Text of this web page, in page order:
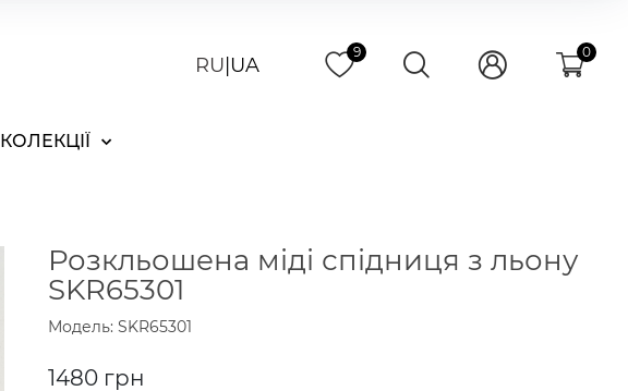
RU UA
9 0
КОЛЕКЦІЇ
Розкльошена міді спідниця з льону
SKR65301
Модель: SKR65301
1480 грн